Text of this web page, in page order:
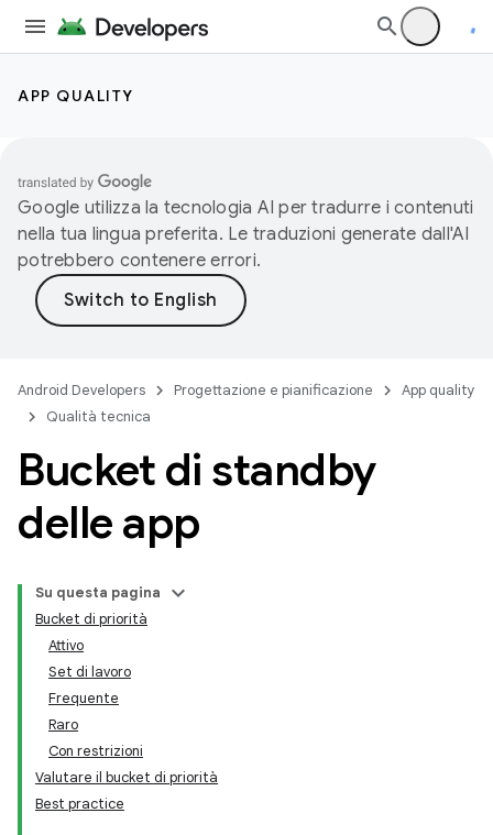
APP QUALITY
Google utilizza la tecnologia AI per tradurre i contenuti
nella tua lingua preferita. Le traduzioni generate dall'AI
potrebbero contenere errori.
Android Developers Progettazione e pianificazione
App quality
Qualità tecnica
Bucket di standby
delle app
Su questa pagina
Bucket di priorità
Attivo
Set di lavoro
Frequente
Raro
Con restrizioni
Valutare il bucket di priorità
Best practice